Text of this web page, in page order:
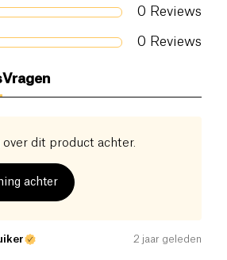
0 Reviews
0 Reviews
Vragen
over dit product achter.
achter
2 jaar geleden